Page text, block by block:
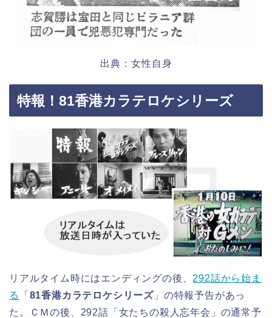
出典：女性自身
特報！81香港カラテロケシリーズ
リアルタイム時にはエンディングの後、 292話から始ま
る
「 81香港カラテロケシリーズ 」の特報予告があっ
た。ＣＭの後、292話「女たちの殺人忘年会」の通常予